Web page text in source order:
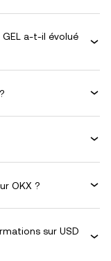
a-t-il évolué
OKX ?
sur USD